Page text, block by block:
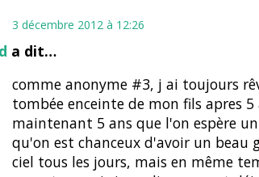
3 décembre 2012 à 12:26
a dit…
comme anonyme #3, j ai toujours
tombée enceinte de mon fils apres
maintenant 5 ans que l'on espère
qu'on est chanceux d'avoir un beau
ciel tous les jours, mais en même